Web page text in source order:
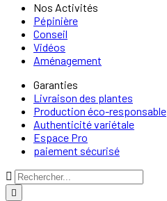
Nos Activités
Pépinière
Conseil
Vidéos
Aménagement
Garanties
Livraison des plantes
Production éco-responsable
Authenticité variétale
Espace Pro
paiement sécurisé

